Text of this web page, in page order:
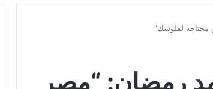
لفلوسك”
رمضان: “مصر